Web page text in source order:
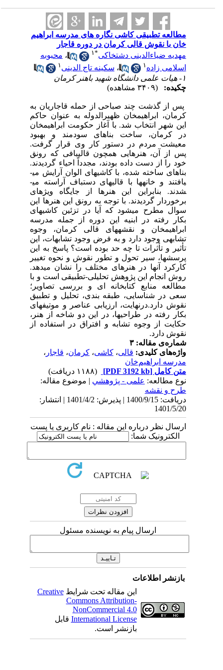
مطالعه تطبیقی کاشی نگاره های مدرسه ابراهیم
خان با نقوش قالی کرمان در دوره قاجار
مهدیه ضیاءالدینی دشتخاکی
۱ ،محبوبه
اسلامی زاده
،سکینه تاج الدینی
چکیده:
پس از گذشت چند صباحی از حمله قاجاریان به
کرمان، ابراهیم­خان ظهیرالدوله به عنوان حاکم
این شهر انتخاب شد. با آغاز حکومت ابراهیم­خان
در کرمان، ساخت بناهای سودمند و بهبود
معیشت مردم در دستور کار وی قرار گرفت.
پس از آن، هنرهایی همچون قالیبافی که رونق
خود را از دست داده بودند، مجدداً احیاء گردیدند.
بناهای ساخته شده، با کاشیهای الوان آرایش می­
یافتند و خانه­ها با قالیهای دستباف آراسته می­
شدند. بنابراین این هنرها از جایگاه ویژه­ای
برخوردار گردیدند. با توجه به رونق این هنرها این
سوال مطرح می­شود که آیا در تزئین کاشیهای
بکار رفته در ابنیه این دوره از جمله مدرسه
ابراهیم­خان و نقشه­های قالی کرمان، وجوه
تشابهی وجود دارد و به فرض وجود تشابهات، این
تأثیر و تأثرات تا چه حد بوده است؟ پاسخ به این
پرسشها، سیر تحول و تطور نقوش و نحوه تغییر
کارکرد آنها در هنرهای مختلف را نشان می­دهد.
روش انجام این پژوهش تحلیلی-تطبیقی است و با
مطالعه منابع کتابخانه ای و بررسی تصاویر؛
سعی در شناسایی، طبقه بندی، تحلیل و تطبیق
نقوش دارد.درنهایت، ارزیابی عناصر و موتیف­های
بکار رفته در طراحی­ها، در این دو شاخه از هنر،
حکایت از وجوه تشابه و افتراق در استفاده از
نقوش دارد.
شماره‌ی مقاله: ۳
واژه‌های کلیدی:قالی،کاشی،کرمان،قاجار،
مدرسه ابراهیم‌خان
متن کامل[PDF 3192 kb]
نوع مطالعه:علمی - پژوهشي| موضوع مقاله:
طرح و نقشه
دریافت: 1400/9/15 | پذیرش: 1401/4/2 | انتشار:
1401/5/20
ارسال نظر درباره این مقاله : نام کاربری یا پست
الکترونیک شما:
ارسال پیام به نویسنده مسئول
بازنشر اطلاعات
این مقاله تحت شرایطCreative
Commons Attribution-
NonCommercial 4.0
International Licenseقابل
بازنشر است.